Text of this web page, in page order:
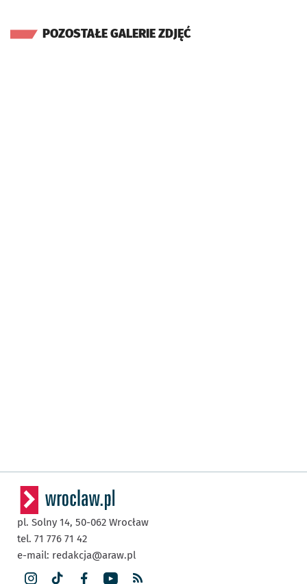
POZOSTAŁE GALERIE ZDJĘĆ
pl. Solny 14, 50-062 Wrocław
tel. 71 776 71 42
e-mail: redakcja@araw.pl